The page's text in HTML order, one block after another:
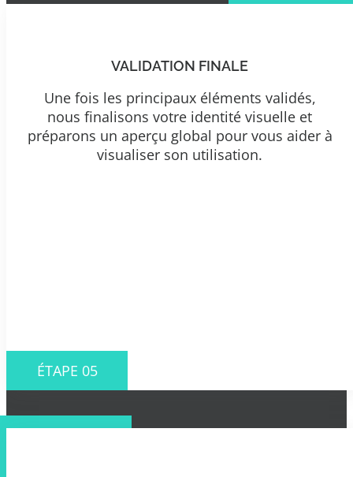
VALIDATION FINALE
Une fois les principaux éléments validés,
nous finalisons votre identité visuelle et
préparons un aperçu global pour vous aider à
visualiser son utilisation.
ÉTAPE 05